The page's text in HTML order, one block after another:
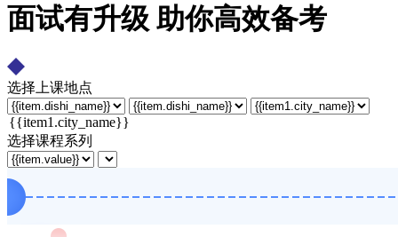
面试有升级 助你高效备考
选择上课地点
选择课程系列